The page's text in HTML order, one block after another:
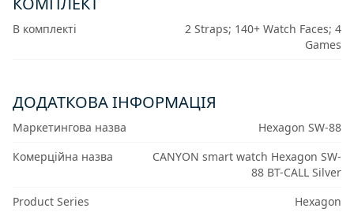
В комплекті
2 Straps; 140+ Watch Faces; 4
Games
ДОДАТКОВА ІНФОРМАЦІЯ
Маркетингова назва
Hexagon SW-88
Комерційна назва
CANYON smart watch Hexagon SW-
88 BT-CALL Silver
Product Series
Hexagon